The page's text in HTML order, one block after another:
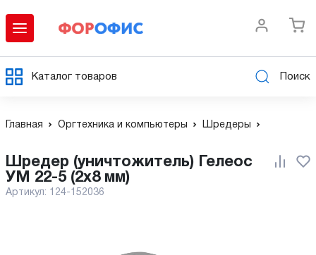
Каталог товаров Поиск
Главная Оргтехника и компьютеры Шредеры
Шредер (уничтожитель) Гелеос
УМ 22-5 (2x8 мм)
Артикул: 124-152036